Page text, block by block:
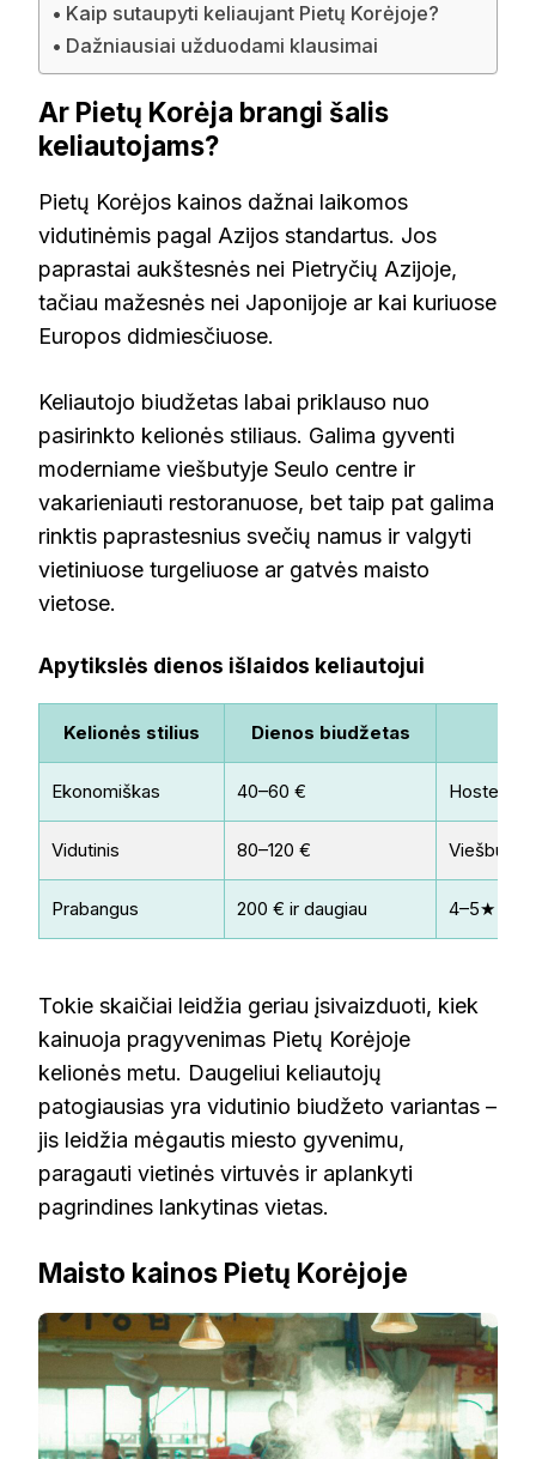
Kaip sutaupyti keliaujant Pietų Korėjoje?
Dažniausiai užduodami klausimai
Ar Pietų Korėja brangi šalis
keliautojams?
Pietų Korėjos kainos dažnai laikomos
vidutinėmis pagal Azijos standartus. Jos
paprastai aukštesnės nei Pietryčių Azijoje,
tačiau mažesnės nei Japonijoje ar kai kuriuose
Europos didmiesčiuose.
Keliautojo biudžetas labai priklauso nuo
pasirinkto kelionės stiliaus. Galima gyventi
moderniame viešbutyje Seulo centre ir
vakarieniauti restoranuose, bet taip pat galima
rinktis paprastesnius svečių namus ir valgyti
vietiniuose turgeliuose ar gatvės maisto
vietose.
Apytikslės dienos išlaidos keliautojui
Kelionės stilius Dienos biudžetas
Ekonomiškas 40–60 € Hostelis,
Vidutinis 80–120 € Viešbutis,
Prabangus 200 € ir daugiau 4–5★
Tokie skaičiai leidžia geriau įsivaizduoti, kiek
kainuoja pragyvenimas Pietų Korėjoje
kelionės metu. Daugeliui keliautojų
patogiausias yra vidutinio biudžeto variantas –
jis leidžia mėgautis miesto gyvenimu,
paragauti vietinės virtuvės ir aplankyti
pagrindines lankytinas vietas.
Maisto kainos Pietų Korėjoje